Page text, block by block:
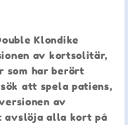
Klondike
av kortsolitär,
som har berört
att spela patiens,
av
avslöja alla kort på